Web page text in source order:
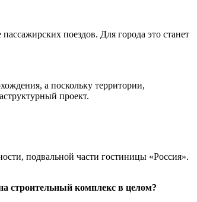
поездов. Для города это станет
а поскольку территории,
проект.
подвальной части гостиницы «Россия».
строительный комплекс в целом?